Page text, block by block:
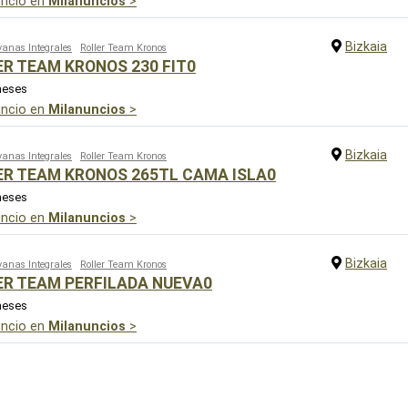
Integrales Roller Team Kronos
TEAM KRONOS 230 FIT0
en Milanuncios >
Bizkaia
Integrales Roller Team Kronos
TEAM KRONOS 265TL CAMA ISLA0
en Milanuncios >
Bizkaia
Integrales Roller Team Kronos
TEAM PERFILADA NUEVA0
en Milanuncios >
Bizkaia